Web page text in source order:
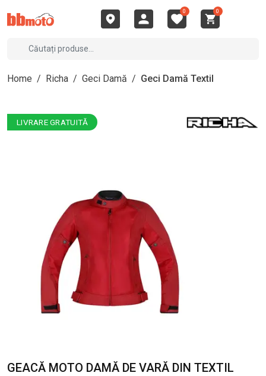
0 0
Home / Richa / Geci Damă / Geci Damă Textil
LIVRARE GRATUITĂ
GEACĂ MOTO DAMĂ DE VARĂ DIN TEXTIL